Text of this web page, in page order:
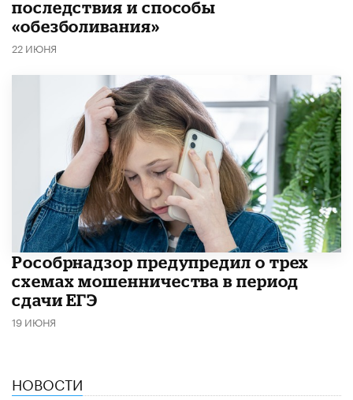
последствия и способы
«обезболивания»
22 ИЮНЯ
Рособрнадзор предупредил о трех
схемах мошенничества в период
сдачи ЕГЭ
19 ИЮНЯ
НОВОСТИ